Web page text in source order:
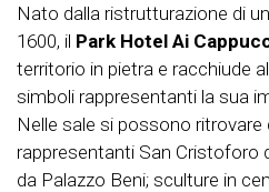
Nato dalla ristrutturazione di
1600, il Park Hotel Ai
territorio in pietra e racchiude
simboli rappresentanti la sua
Nelle sale si possono ritrovare
rappresentanti San Cristoforo
da Palazzo Beni; sculture in